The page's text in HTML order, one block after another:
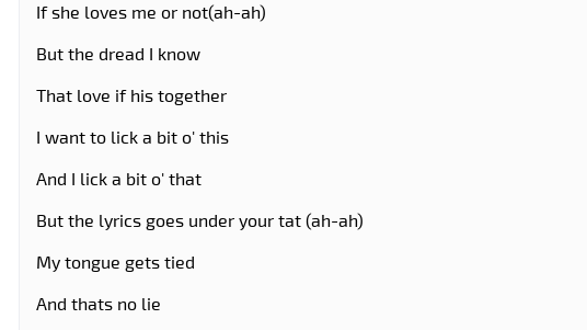
If she loves me or not(ah-ah)
But the dread I know
That love if his together
I want to lick a bit o' this
And I lick a bit o' that
But the lyrics goes under your tat (ah-ah)
My tongue gets tied
And thats no lie